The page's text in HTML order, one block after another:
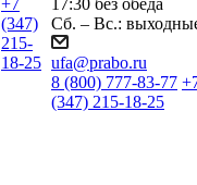
(347)
215-
18-25
Сб. – Вс.:
ufa@prabo.ru
8 (800) 777-83-77
(347) 215-18-25